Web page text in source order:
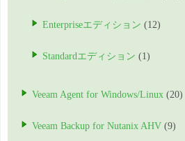
Enterpriseエディション (12)
Standardエディション (1)
Veeam Agent for Windows/Linux (20)
Veeam Backup for Nutanix AHV (9)